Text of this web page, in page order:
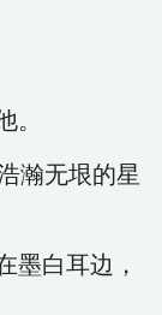
。
瀚无垠的星
墨白耳边，